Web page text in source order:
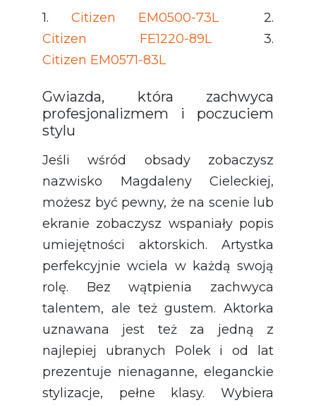
1. Citizen EM0500-73L2.
Citizen FE1220-89L3.
Citizen EM0571-83L
Gwiazda, która zachwyca
profesjonalizmem i poczuciem
stylu
Jeśli wśród obsady zobaczysz
nazwisko Magdaleny Cieleckiej,
możesz być pewny, że na scenie lub
ekranie zobaczysz wspaniały popis
umiejętności aktorskich. Artystka
perfekcyjnie wciela w każdą swoją
rolę. Bez wątpienia zachwyca
talentem, ale też gustem. Aktorka
uznawana jest też za jedną z
najlepiej ubranych Polek i od lat
prezentuje nienaganne, eleganckie
stylizacje, pełne klasy. Wybiera